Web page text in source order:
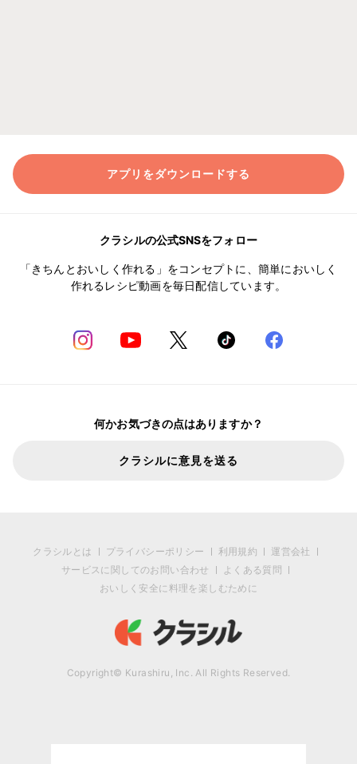
アプリをダウンロードする
クラシルの公式SNSをフォロー
「きちんとおいしく作れる」をコンセプトに、簡単においしく
作れるレシピ動画を毎日配信しています。
何かお気づきの点はありますか？
クラシルに意見を送る
クラシルとは プライバシーポリシー 利用規約
運営会社
サービスに関してのお問い合わせ
よくある質問
おいしく安全に料理を楽しむために
Copyright© Kurashiru, Inc. All Rights Reserved.